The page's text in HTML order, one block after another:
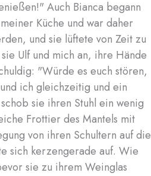
Auch Bianca begann
Küche und war daher
und sie lüftete von Zeit zu
Ulf und mich an, ihre Hände
"Würde es euch stören,
ich gleichzeitig und ein
sie ihren Stuhl ein wenig
Frottier des Mantels mit
von ihren Schultern auf die
sich kerzengerade auf. Wie
sie zu ihrem Weinglas